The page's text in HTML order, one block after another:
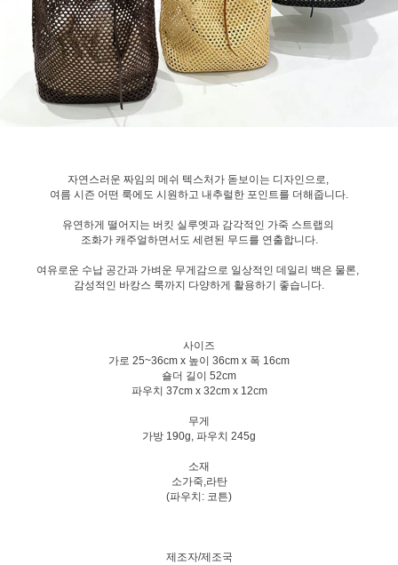
자연스러운 짜임의 메쉬 텍스처가 돋보이는 디자인으로,
여름 시즌 어떤 룩에도 시원하고 내추럴한 포인트를 더해줍니다.
유연하게 떨어지는 버킷 실루엣과 감각적인 가죽 스트랩의
조화가 캐주얼하면서도 세련된 무드를 연출합니다.
여유로운 수납 공간과 가벼운 무게감으로 일상적인 데일리 백은 물론,
감성적인 바캉스 룩까지 다양하게 활용하기 좋습니다.
사이즈
가로 25~36cm x 높이 36cm x 폭 16cm
숄더 길이 52cm
파우치 37cm x 32cm x 12cm
무게
가방 190g, 파우치 245g
소재
소가죽,라탄
(파우치: 코튼)
제조자/제조국